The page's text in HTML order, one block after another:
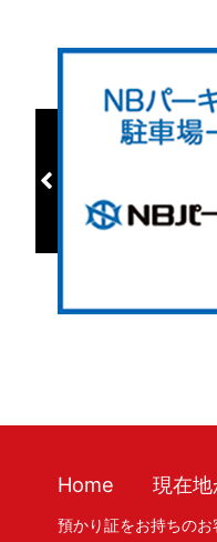
Home 現在
預かり証をお持ちのお